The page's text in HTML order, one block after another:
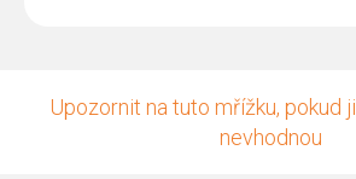
Upozornit na tuto mřížku, pokud
nevhodnou